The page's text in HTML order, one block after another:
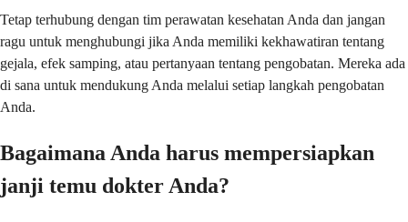
Tetap terhubung dengan tim perawatan kesehatan Anda dan jangan
ragu untuk menghubungi jika Anda memiliki kekhawatiran tentang
gejala, efek samping, atau pertanyaan tentang pengobatan. Mereka ada
di sana untuk mendukung Anda melalui setiap langkah pengobatan
Anda.
Bagaimana Anda harus mempersiapkan
janji temu dokter Anda?